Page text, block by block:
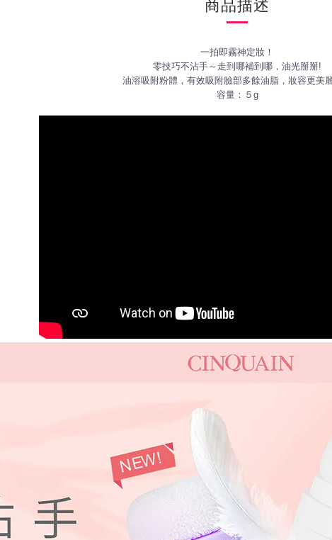
商品描述
一拍即霧神定妝！
零技巧不沾手～走到哪補到哪，油光掰掰!
油溶吸附粉體，有效吸附臉部多餘油脂，妝容更美
容量：５g